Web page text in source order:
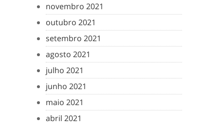
novembro 2021
outubro 2021
setembro 2021
agosto 2021
julho 2021
junho 2021
maio 2021
abril 2021